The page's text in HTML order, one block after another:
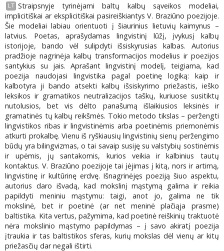
LT Straipsnyje tyrinėjami baltų kalbų sąveikos modeliai,
implicitiškai ar eksplicitiškai pasireiškiantys V. Braziūno poezijoje.
Šie modeliai labiau orientuoti į šiaurinius lietuvių kaimynus –
latvius. Poetas, aprašydamas lingvistinį lūžį, įvykusį kalbų
istorijoje, bando vėl sulipdyti išsiskyrusias kalbas. Autorius
pradžioje nagrinėja kalbų transformacijos modelius ir poezijos
santykius su jais. Aprašant lingvistinį modelį, teigiama, kad
poezija naudojasi lingvistika pagal poetinę logiką: kaip ir
kalbotyra ji bando atsekti kalbų išsiskyrimo priežastis, ieško
leksikos ir gramatikos neutralizacijos taškų, kuriuose susitiktų
nutolusios, bet vis dėlto panašumą išlaikiusios leksinės ir
gramatinės tų kalbų reikšmės. Tokio metodo tikslas – peržengti
lingvistikos ribas ir lingvistinėmis arba poetinėmis priemonėmis
atkurti prokalbę. Vienu iš ryškiausių lingvistinių sienų peržengimo
būdų yra bilingvizmas, o tai savaip susiję su valstybių sostinėmis
ir upėmis, jų santakomis, kurios veikia ir kalbinius tautų
kontaktus. V. Braziūno poezijoje tai įėjimas į kitą, nors ir artimą,
lingvistinę ir kultūrinę erdvę. Išnagrinėjęs poeziją šiuo aspektu,
autorius daro išvadą, kad mokslinį mąstymą galima ir reikia
papildyti meniniu mąstymu: taigi, anot jo, galima ne tik
mokslinė, bet ir poetinė (ar net meninė plačiąja prasme)
baltistika. Kita vertus, pažymima, kad poetinė reiškinių traktuotė
nėra mokslinio mąstymo papildymas – į savo akiratį poezija
įtraukia ir tas baltistikos sferas, kurių mokslas dėl vienų ar kitų
priežasčių dar negali ištirti.